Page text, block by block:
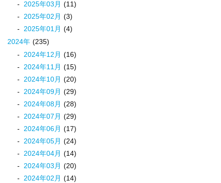
2025年03月 (11)
2025年02月 (3)
2025年01月 (4)
2024年 (235)
2024年12月 (16)
2024年11月 (15)
2024年10月 (20)
2024年09月 (29)
2024年08月 (28)
2024年07月 (29)
2024年06月 (17)
2024年05月 (24)
2024年04月 (14)
2024年03月 (20)
2024年02月 (14)